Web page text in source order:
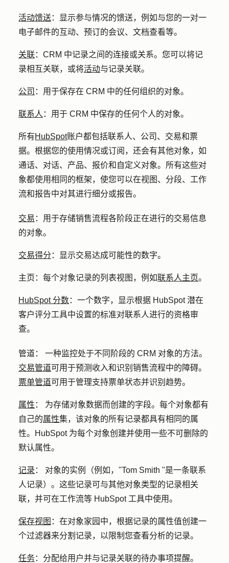
活动馈送：
显示参与情况的馈送，例如与您的一对一
电子邮件的互动、预订的会议、文档查看等。
关联：CRM 中记录之间的连接或关系。您可以将记
录相互关联，或将活动与记录关联。
公司 ： 用于保存在 CRM 中的任何组织的对象。
联系人 ： 用于 CRM 中保存的任何个人的对象。
所有HubSpot账户都包括联系人、公司、交易和票
据。根据您的使用情况或订阅，还会有其他对象，如
通话、对话、产品、报价和自定义对象。所有这些对
象都使用相同的框架，使您可以在视图、分段、工作
流和报告中对其进行细分或报告。
交易 ： 用于存储销售流程各阶段正在进行的交易信息
的对象。
交易得分 ：显示交易达成可能性的数字。
主页 ：每个对象记录的列表视图，例如联系人主页。
HubSpot 分数： 一个数字，显示根据 HubSpot 潜在
客户评分工具中设置的标准对联系人进行的资格审
查。
管道： 一种监控处于不同阶段的 CRM 对象的方法。
交易管道可用于预测收入和识别销售流程中的障碍。
票单管道可用于管理支持票单状态并识别趋势。
属性 ： 为存储对象数据而创建的字段。每个对象都有
自己的属性集，该对象的所有记录都具有相同的属
性。HubSpot 为每个对象创建并使用一些不可删除的
默认属性。
记录 ： 对象的实例（例如，"Tom Smith "是一条联系
人记录）。这些记录可与其他对象类型的记录相关
联，并可在工作流等 HubSpot 工具中使用。
保存视图 ： 在对象家园中，根据记录的属性值创建一
个过滤器来分割记录，以限制您查看分析的记录。
任务： 分配给用户并与记录关联的待办事项提醒。